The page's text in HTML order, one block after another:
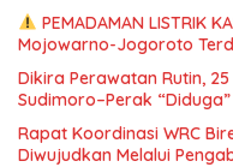
PEMADAMAN LISTRIK
Mojowarno-Jogoroto
Dikira Perawatan Rutin,
Sudimoro–Perak
Rapat Koordinasi WRC
Diwujudkan Melalui